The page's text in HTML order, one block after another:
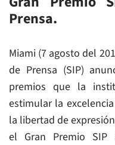
Prensa.
Miami (7 agosto del
de Prensa (SIP)
premios que la
estimular la
la libertad de
el Gran Premio